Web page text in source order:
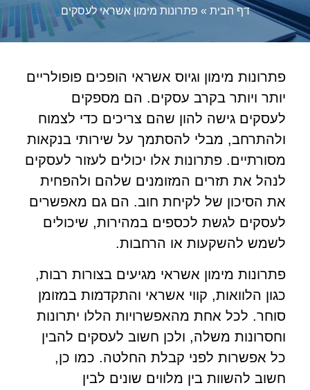
דף הבית » פתרונות מימון אשראי לעסקים
פתרונות מימון וגיוס אשראי הופכים פופולריים
יותר ויותר בקרב עסקים. הם מספקים
לעסקים גישה להון שהם צריכים כדי לצמוח
ולהתרחב, מבלי להסתמך על שירותי בנקאות
מסורתיים. פתרונות אלו יכולים לעזור לעסקים
לנהל את תזרים המזומנים שלהם ולהפחית
את הסיכון של לקיחת חוב. הם גם מאפשרים
לעסקים לגשת לכספים במהירות, שיכולים
לשמש להשקעות או הרחבות.
פתרונות מימון אשראי מגיעים בצורות רבות,
כגון הלוואות, קווי אשראי והתקדמות במזומן
סוחר. לכל אחת מהאפשרויות הללו יתרונות
וחסרונות משלה, ולכן חשוב לעסקים להבין
כל אפשרות לפני קבלת החלטה. כמו כן,
חשוב להשוות בין מלווים שונים לבין